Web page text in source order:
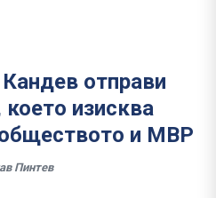
отправи
изисква
и МВР
Пинтев